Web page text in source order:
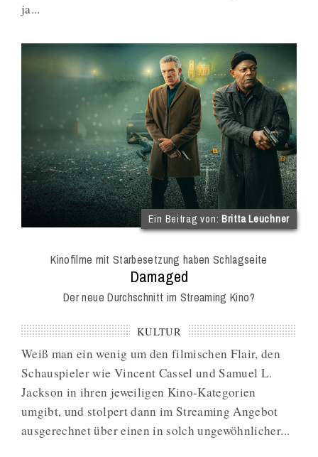
ja...
Ein Beitrag von:Britta Leuchner
Kinofilme mit Starbesetzung haben Schlagseite
:
Damaged
Der neue Durchschnitt im Streaming Kino?
KULTUR
Weiß man ein wenig um den filmischen Flair, den
Schauspieler wie Vincent Cassel und Samuel L.
Jackson in ihren jeweiligen Kino-Kategorien
umgibt, und stolpert dann im Streaming Angebot
ausgerechnet über einen in solch ungewöhnlicher...